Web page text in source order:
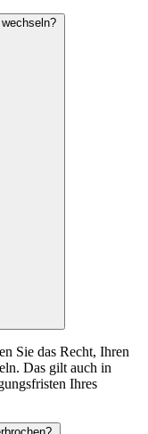
Sie das Recht, Ihren
Das gilt auch in
Ihres